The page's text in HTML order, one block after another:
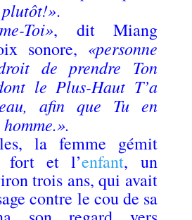
.
Toi», dit Miang
sonore, «personne
de prendre Ton
le Plus-Haut T’a
afin que Tu en
la femme gémit
fort et l’enfant, un
trois ans, qui avait
contre le cou de sa